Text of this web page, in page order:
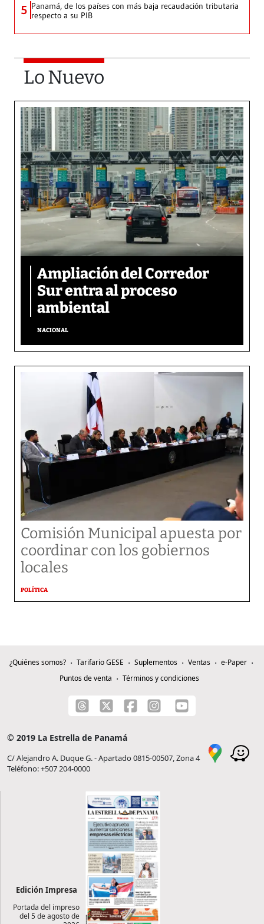
5 Panamá, de los países con más baja recaudación tributaria
respecto a su PIB
Lo Nuevo
Ampliación del Corredor
Sur entra al proceso
ambiental
NACIONAL
Comisión Municipal apuesta por
coordinar con los gobiernos
locales
POLÍTICA
¿Quiénes somos? Tarifario GESE Suplementos Ventas
e-Paper
Puntos de venta
Términos y condiciones
© 2019 La Estrella de Panamá
C/ Alejandro A. Duque G. - Apartado 0815-00507, Zona 4
Teléfono: +507 204-0000
Edición Impresa
Portada del impreso
del 5 de agosto de